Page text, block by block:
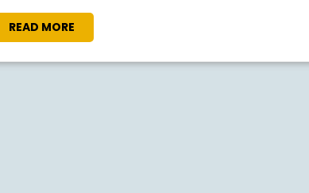
READ MORE